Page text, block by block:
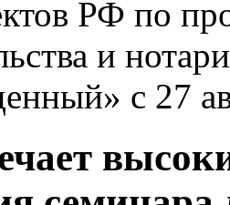
РФ по
и
с 27